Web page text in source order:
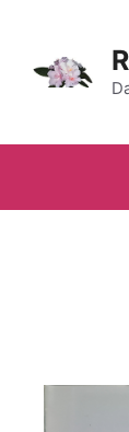
indhold